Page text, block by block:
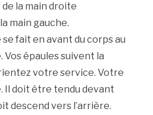
la main droite
main gauche.
se fait en avant du corps au
Vos épaules suivent la
votre service. Votre
Il doit être tendu devant
descend vers l’arrière.